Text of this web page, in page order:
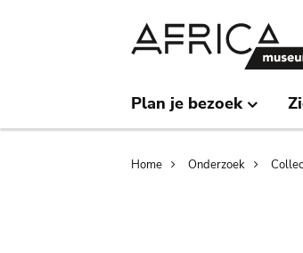
Plan je bezoek
Home Onderzoek